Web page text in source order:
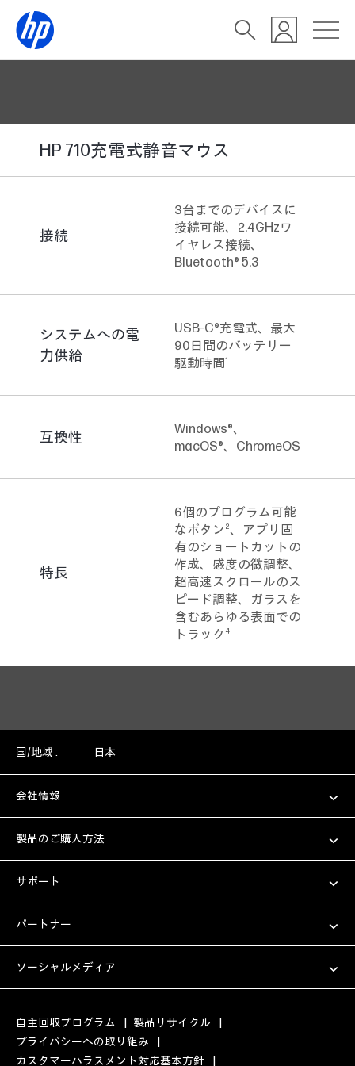
HP 710充電式静音マウス
接続
システムへの電
力供給
互換性
特長
3台までのデバイスに
接続可能、2.4GHzワ
イヤレス接続、
Bluetooth® 5.3
USB-C®充電式、最大
90日間のバッテリー
駆動時間1
Windows®、
macOS®、ChromeOS
6個のプログラム可能
なボタン 2、アプリ固
有のショートカットの
作成、感度の微調整、
超高速スクロールのス
ピード調整、ガラスを
含むあらゆる表面での
トラック 4
国/地域 : 日本
会社情報
製品のご購入方法
サポート
パートナー
ソーシャルメディア
自主回収プログラム | 製品リサイクル
|
プライバシーへの取り組み
|
カスタマーハラスメント対応基本方針
|